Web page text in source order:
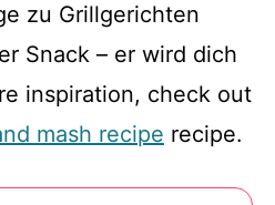
zu Grillgerichten
Snack – er wird dich
inspiration, check out
mash recipe recipe.